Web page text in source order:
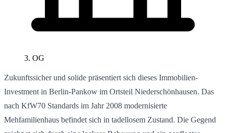
3. OG
Zukunftssicher und solide präsentiert sich dieses Immobilien-
Investment in Berlin-Pankow im Ortsteil Niederschönhausen. Das
nach KfW70 Standards im Jahr 2008 modernisierte
Mehfamilienhaus befindet sich in tadellosem Zustand. Die Gegend